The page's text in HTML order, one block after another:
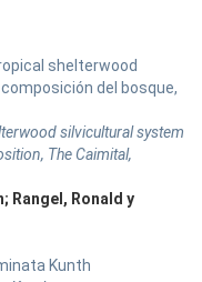
shelterwood
del bosque,
silvicultural system
The Caimital,
Rangel, Ronald y
Kunth